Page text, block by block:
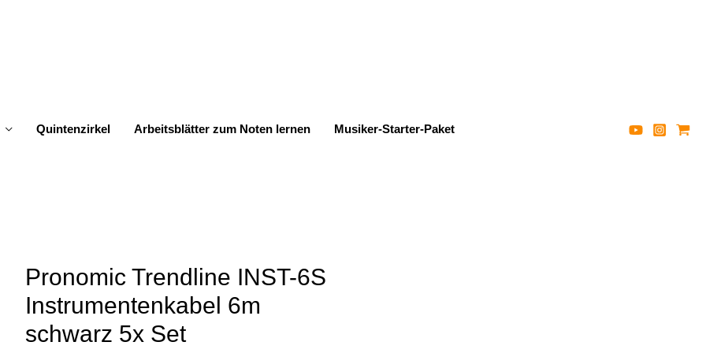
Quintenzirkel Arbeitsblätter zum Noten lernen Musiker-Starter-Paket
Pronomic Trendline INST-6S
Instrumentenkabel 6m
schwarz 5x Set